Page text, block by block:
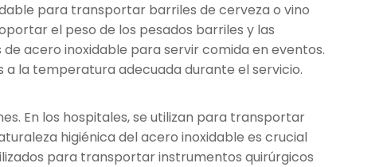
para transportar barriles de cerveza o vino
el peso de los pesados ​​barriles y las
acero inoxidable para servir comida en eventos.
la temperatura adecuada durante el servicio.
En los hospitales, se utilizan para transportar
higiénica del acero inoxidable es crucial
para transportar instrumentos quirúrgicos